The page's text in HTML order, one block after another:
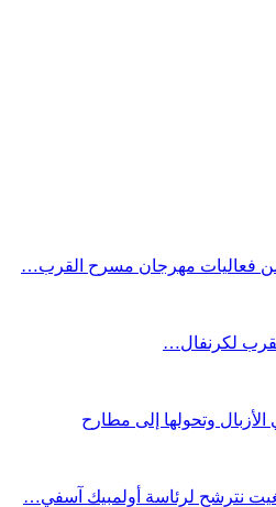
من فعاليات مهرجان مسرح القرب…
لكرنفال…
نترشح لرئاسة أولمبيك آسفي…